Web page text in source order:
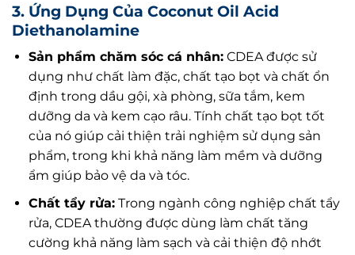
3. Ứng Dụng Của Coconut Oil Acid
Diethanolamine
Sản phẩm chăm sóc cá nhân:CDEA được sử
dụng như chất làm đặc, chất tạo bọt và chất ổn
định trong dầu gội, xà phòng, sữa tắm, kem
dưỡng da và kem cạo râu. Tính chất tạo bọt tốt
của nó giúp cải thiện trải nghiệm sử dụng sản
phẩm, trong khi khả năng làm mềm và dưỡng
ẩm giúp bảo vệ da và tóc.
Chất tẩy rửa:Trong ngành công nghiệp chất tẩy
rửa, CDEA thường được dùng làm chất tăng
cường khả năng làm sạch và cải thiện độ nhớt